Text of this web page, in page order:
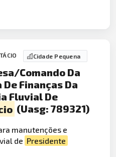
Cidade Pequena
Comando Da
Finanças Da
Fluvial De
(Uasg: 789321)
manutenções e
de Presidente